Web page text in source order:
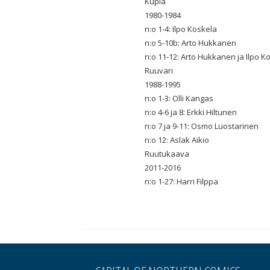
1980-1984
n:o 1-4: Ilpo Koskela
n:o 5-10b: Arto Hukkanen
n:o 11-12: Arto Hukkanen ja Ilpo
Ruuvari
1988-1995
n:o 1-3: Olli Kangas
n:o 4-6 ja 8: Erkki Hiltunen
n:o 7 ja 9-11: Osmo Luostarinen
n:o 12: Aslak Aikio
Ruutukaava
2011-2016
n:o 1-27: Harri Filppa